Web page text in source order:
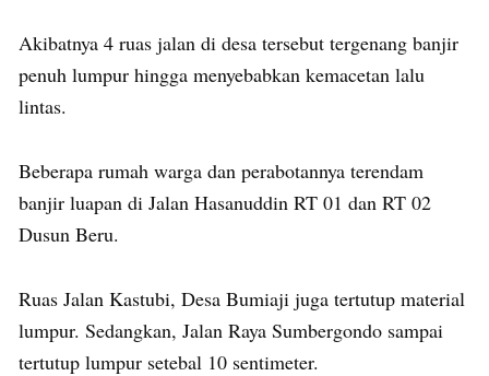
Akibatnya 4 ruas jalan di desa tersebut tergenang banjir
penuh lumpur hingga menyebabkan kemacetan lalu
lintas.
Beberapa rumah warga dan perabotannya terendam
banjir luapan di Jalan Hasanuddin RT 01 dan RT 02
Dusun Beru.
Ruas Jalan Kastubi, Desa Bumiaji juga tertutup material
lumpur. Sedangkan, Jalan Raya Sumbergondo sampai
tertutup lumpur setebal 10 sentimeter.